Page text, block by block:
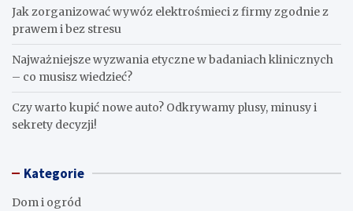
Jak zorganizować wywóz elektrośmieci z firmy zgodnie z
prawem i bez stresu
Najważniejsze wyzwania etyczne w badaniach klinicznych
– co musisz wiedzieć?
Czy warto kupić nowe auto? Odkrywamy plusy, minusy i
sekrety decyzji!
Kategorie
Dom i ogród